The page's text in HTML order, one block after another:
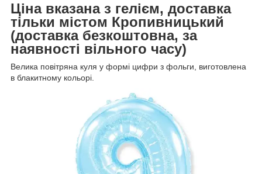
Ціна вказана з гелієм, доставка
тільки містом Кропивницький
(доставка безкоштовна, за
наявності вільного часу)
Велика повітряна куля у формі цифри з фольги, виготовлена
в блакитному кольорі.